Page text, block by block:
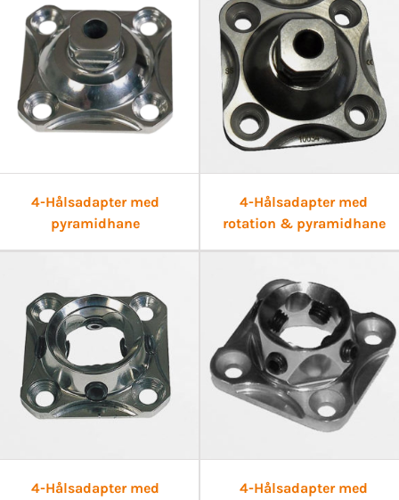
4-Hålsadapter med
pyramidhane
4-Hålsadapter med
rotation & pyramidhane
4-Hålsadapter med
4-Hålsadapter med